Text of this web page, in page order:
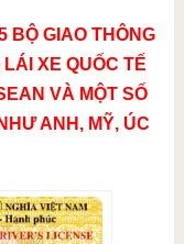
BỘ GIAO THÔNG
XE QUỐC TẾ
VÀ MỘT SỐ
ANH, MỸ, ÚC